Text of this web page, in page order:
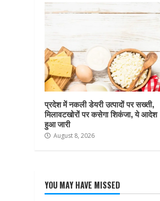
प्रदेश में नकली डेयरी उत्पादों पर सख्ती,
मिलावटखोरों पर कसेगा शिकंजा, ये आदेश
हुआ जारी
August 8, 2026
YOU MAY HAVE MISSED